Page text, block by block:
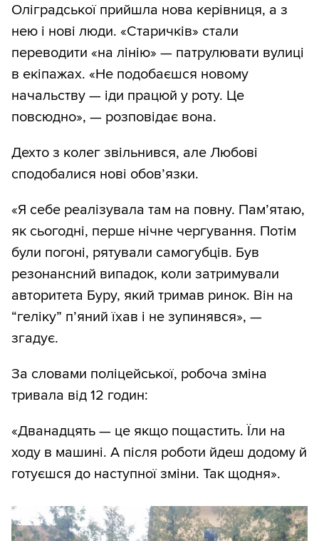
Оліградської прийшла нова керівниця, а з
нею і нові люди. «Старичків» стали
переводити «на лінію» — патрулювати вулиці
в екіпажах. «Не подобаєшся новому
начальству — іди працюй у роту. Це
повсюдно», — розповідає вона.
Дехто з колег звільнився, але Любові
сподобалися нові обов’язки.
«Я себе реалізувала там на повну. Пам’ятаю,
як сьогодні, перше нічне чергування. Потім
були погоні, рятували самогубців. Був
резонансний випадок, коли затримували
авторитета Буру, який тримав ринок. Він на
“геліку” п’яний їхав і не зупинявся», —
згадує.
За словами поліцейської, робоча зміна
тривала від 12 годин:
«Дванадцять — це якщо пощастить. Їли на
ходу в машині. А після роботи йдеш додому й
готуєшся до наступної зміни. Так щодня».